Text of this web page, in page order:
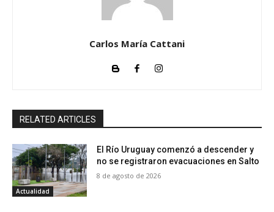
Carlos María Cattani
RELATED ARTICLES
Actualidad
El Río Uruguay comenzó a descender y
no se registraron evacuaciones en Salto
8 de agosto de 2026